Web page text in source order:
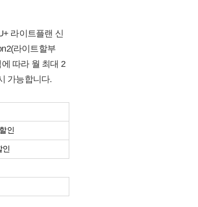
라이트플랜 신
라이트할부
따라 월 최대 2
가능합니다.
인
인